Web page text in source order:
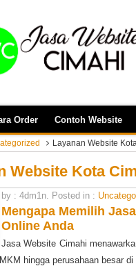
Order Contoh Website
Layanan Website
Website Kota
by : 4dm1n. Posted in :
Mengapa Memilih
Online Anda
Jasa Website Cimahi
hingga perusahaan besar di